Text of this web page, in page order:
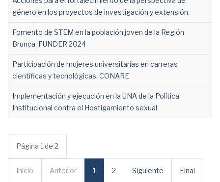
género en los proyectos de investigación y extensión.
Fomento de STEM en la población joven de la Región
Brunca. FUNDER 2024
Participación de mujeres universitarias en carreras
científicas y tecnológicas. CONARE
Implementación y ejecución en la UNA de la Política
Institucional contra el Hostigamiento sexual
Página 1 de 2
Inicio Anterior 1 2 Siguiente Final